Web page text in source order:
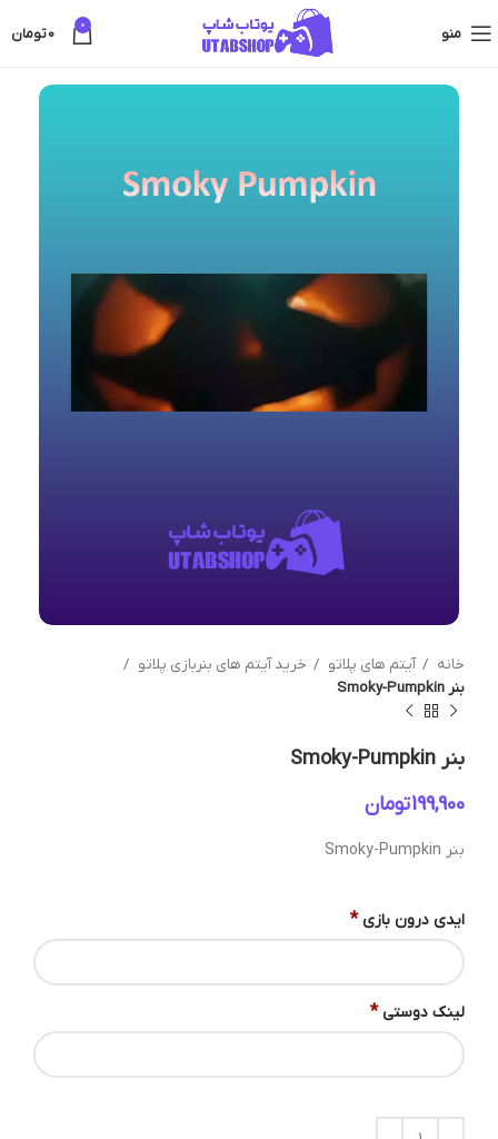
منو 0
0تومان
خانه آیتم های پلاتو
خرید آیتم های بنربازی پلاتو
بنر Smoky-Pumpkin
بنر Smoky-Pumpkin
تومان
بنر Smoky-Pumpkin
ایدی درون بازی *
لینک دوستی *